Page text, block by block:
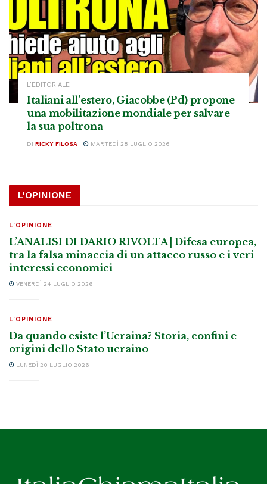
L’EDITORIALE
Italiani all’estero, Giacobbe (Pd) propone
una mobilitazione mondiale per salvare
la sua poltrona
DI RICKY FILOSA MARTEDÌ 28 LUGLIO 2026
L'OPINIONE
L'OPINIONE
L’ANALISI DI DARIO RIVOLTA | Difesa europea,
tra la falsa minaccia di un attacco russo e i veri
interessi economici
VENERDÌ 24 LUGLIO 2026
L'OPINIONE
Da quando esiste l’Ucraina? Storia, confini e
origini dello Stato ucraino
LUNEDÌ 20 LUGLIO 2026